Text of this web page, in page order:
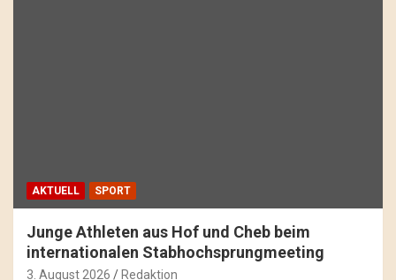
AKTUELL SPORT
Junge Athleten aus Hof und Cheb beim
internationalen Stabhochsprungmeeting
3. August 2026 Redaktion